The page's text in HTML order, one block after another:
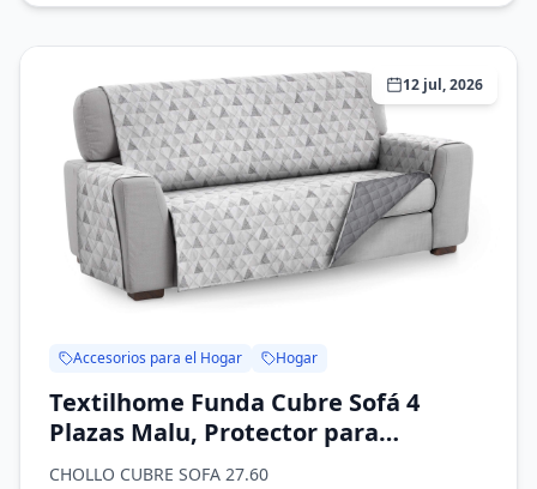
12 jul, 2026
Accesorios para el Hogar Hogar
Textilhome Funda Cubre Sofá 4
Plazas Malu, Protector para
Mascotas C/2 | Ideal para mascotas
CHOLLO CUBRE SOFA 27.60